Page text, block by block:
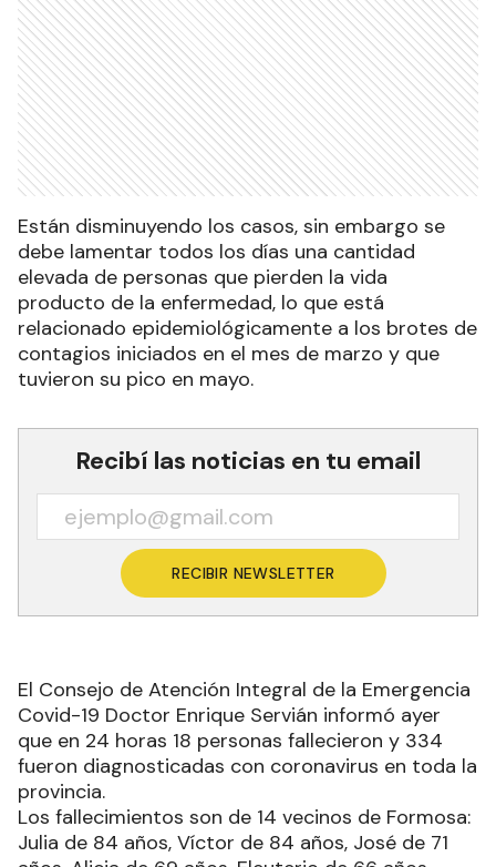
Están disminuyendo los casos, sin embargo se
debe lamentar todos los días una cantidad
elevada de personas que pierden la vida
producto de la enfermedad, lo que está
relacionado epidemiológicamente a los brotes de
contagios iniciados en el mes de marzo y que
tuvieron su pico en mayo.
Recibí las noticias en tu email
RECIBIR NEWSLETTER
El Consejo de Atención Integral de la Emergencia
Covid-19 Doctor Enrique Servián informó ayer
que en 24 horas 18 personas fallecieron y 334
fueron diagnosticadas con coronavirus en toda la
provincia.
Los fallecimientos son de 14 vecinos de Formosa:
Julia de 84 años, Víctor de 84 años, José de 71